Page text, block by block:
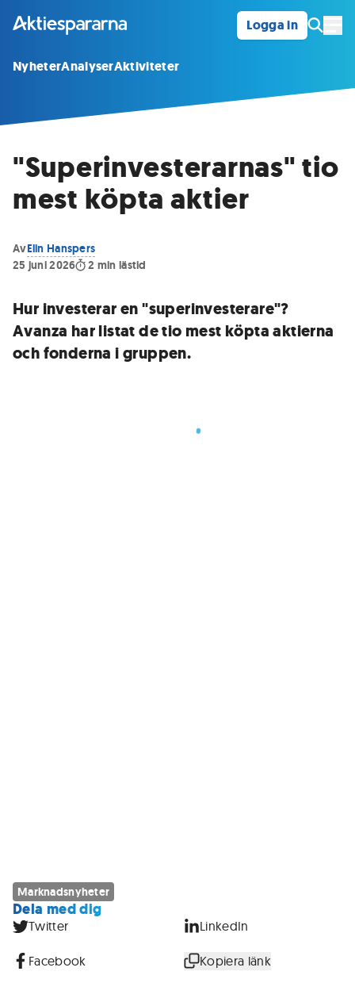
Logga in
NyheterAnalyserAktiviteter
"Superinvesterarnas" tio
mest köpta aktier
AvElin Hanspers
25 juni 2026
2 min lästid
Hur investerar en "superinvesterare"?
Avanza har listat de tio mest köpta aktierna
och fonderna i gruppen.
Marknadsnyheter
Dela med dig
Twitter LinkedIn
Facebook Kopiera länk